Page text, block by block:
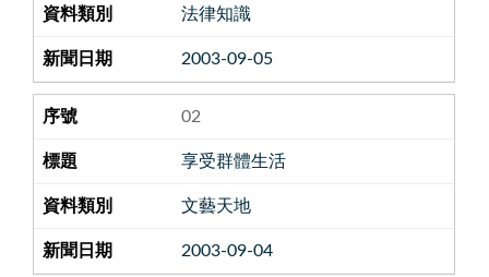
法律知識
2003-09-05
02
享受群體生活
文藝天地
2003-09-04